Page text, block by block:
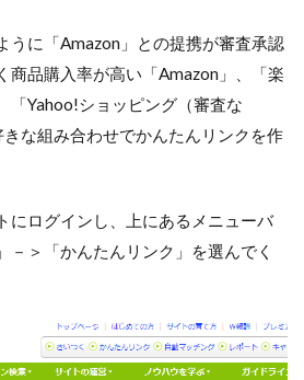
に「Amazon」との提携が審査承認
商品購入率が高い「Amazon」、「楽
「Yahoo!ショッピング（審査な
な組み合わせでかんたんリンクを作
ログインし、上にあるメニューバ
－＞「かんたんリンク」を選んでく